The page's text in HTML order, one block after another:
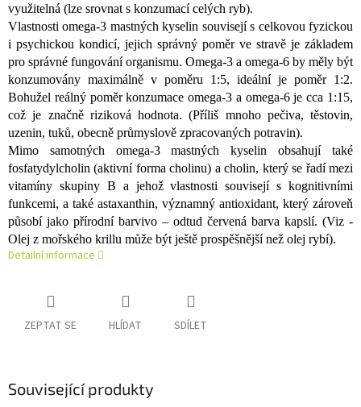
využitelná (lze srovnat s konzumací celých ryb).
Vlastnosti omega-3 mastných kyselin souvisejí s celkovou fyzickou
i psychickou kondicí, jejich správný poměr ve stravě je základem
pro správné fungování organismu. Omega-3 a omega-6 by měly být
konzumovány maximálně v poměru 1:5, ideální je poměr 1:2.
Bohužel reálný poměr konzumace omega-3 a omega-6 je cca 1:15,
což je značně riziková hodnota. (Příliš mnoho pečiva, těstovin,
uzenin, tuků, obecně průmyslově zpracovaných potravin).
Mimo samotných omega-3 mastných kyselin obsahují také
fosfatydylcholin (aktivní forma cholinu) a cholin, který se řadí mezi
vitamíny skupiny B a jehož vlastnosti souvisejí s kognitivními
funkcemi, a také astaxanthin, významný antioxidant, který zároveň
působí jako přírodní barvivo – odtud červená barva kapslí. (Viz -
Olej z mořského krillu může být ještě prospěšnější než olej rybí).
Detailní informace
ZEPTAT SE HLÍDAT SDÍLET
Související produkty